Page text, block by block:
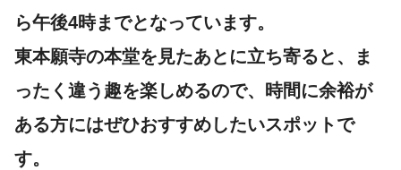
ら午後4時までとなっています。
東本願寺の本堂を見たあとに立ち寄ると、ま
ったく違う趣を楽しめるので、時間に余裕が
ある方にはぜひおすすめしたいスポットで
す。